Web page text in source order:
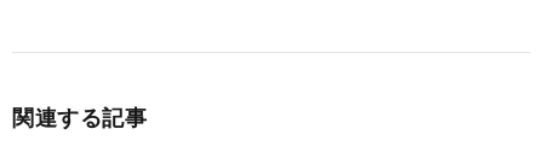
関連する記事